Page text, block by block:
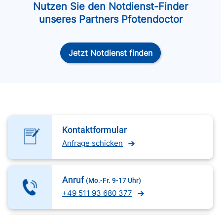
Nutzen Sie den Notdienst-Finder
unseres Partners Pfotendoctor
Jetzt Notdienst finden
Kontaktformular
Anfrage schicken
Anruf (Mo.-Fr. 9-17 Uhr)
+49 511 93 680 377